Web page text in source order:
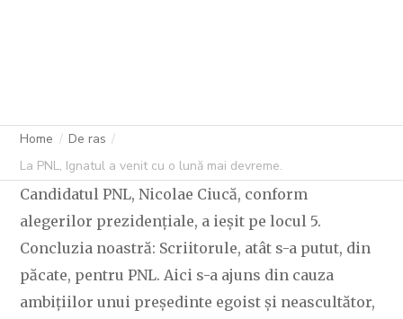
Home
De ras
La PNL, Ignatul a venit cu o lună mai devreme.
Candidatul PNL, Nicolae Ciucă, conform
alegerilor prezidențiale, a ieșit pe locul 5.
Concluzia noastră: Scriitorule, atât s-a putut, din
păcate, pentru PNL. Aici s-a ajuns din cauza
ambițiilor unui președinte egoist și neascultător,